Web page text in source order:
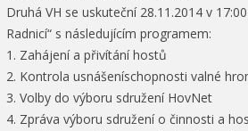
Druhá VH se uskuteční 28.11.2014 v
Radnicí“ s následujícím programem:
1. Zahájení a přivítání hostů
2. Kontrola usnášeníschopnosti valné
3. Volby do výboru sdružení HovNet
4. Zpráva výboru sdružení o činnosti a